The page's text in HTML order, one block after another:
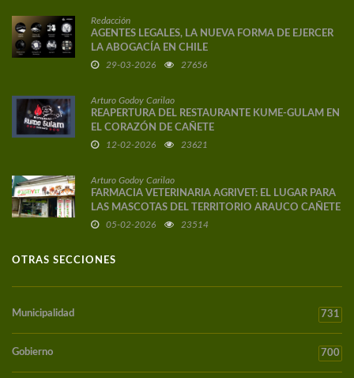
Redacción
AGENTES LEGALES, LA NUEVA FORMA DE EJERCER
LA ABOGACÍA EN CHILE
29-03-2026 27656
Arturo Godoy Carilao
REAPERTURA DEL RESTAURANTE KUME-GULAM EN
EL CORAZÓN DE CAÑETE
12-02-2026 23621
Arturo Godoy Carilao
FARMACIA VETERINARIA AGRIVET: EL LUGAR PARA
LAS MASCOTAS DEL TERRITORIO ARAUCO CAÑETE
05-02-2026 23514
OTRAS SECCIONES
Municipalidad 731
Gobierno 700